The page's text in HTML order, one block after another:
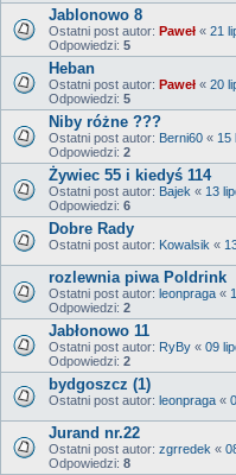
Jablonowo 8
Ostatni post autor: Paweł « 21
Odpowiedzi: 5
Heban
Ostatni post autor: Paweł « 20
Odpowiedzi: 5
Niby różne ???
Ostatni post autor: Berni60 « 15
Odpowiedzi: 2
Żywiec 55 i kiedyś 114
Ostatni post autor: Bajek « 13
Odpowiedzi: 6
Dobre Rady
Ostatni post autor: Kowalsik «
rozlewnia piwa Poldrink
Ostatni post autor: leonpraga «
Odpowiedzi: 2
Jabłonowo 11
Ostatni post autor: RyBy « 09
Odpowiedzi: 2
bydgoszcz (1)
Ostatni post autor: leonpraga «
Jurand nr.22
Ostatni post autor: zgrredek «
Odpowiedzi: 8